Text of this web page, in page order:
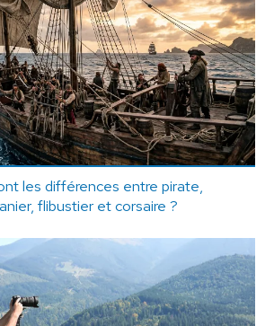
les différences entre pirate,
flibustier et corsaire ?